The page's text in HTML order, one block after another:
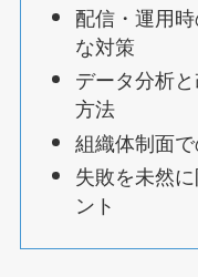
配信・運用
な対策
データ分析
方法
組織体制面
失敗を未然
ント